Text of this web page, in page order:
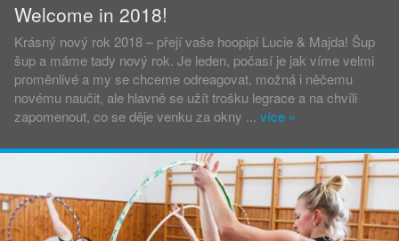
Welcome in 2018!
Krásný nový rok 2018 – přejí vaše hoopipi Lucie & Majda! Šup
šup a máme tady nový rok. Je leden, počasí je jak víme velmi
proměnlivé a my se chceme odreagovat, možná i něčemu
novému naučit, ale hlavně se užít trošku legrace a na chvíli
zapomenout, co se děje venku za okny ... více »